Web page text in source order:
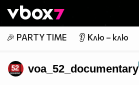
👾
🎉 PARTY TIME 👂 Клю – клю
voa_52_documentary